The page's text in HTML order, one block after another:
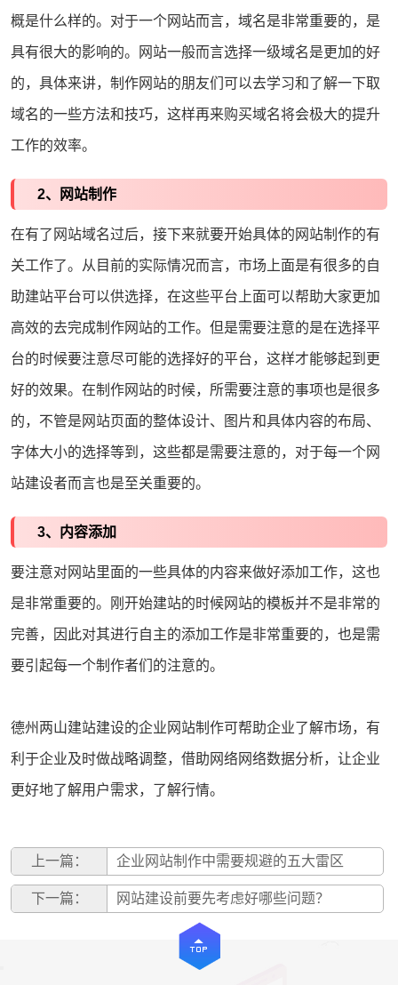
概是什么样的。对于一个网站而言，域名是非常重要的，是
具有很大的影响的。网站一般而言选择一级域名是更加的好
的，具体来讲，制作网站的朋友们可以去学习和了解一下取
域名的一些方法和技巧，这样再来购买域名将会极大的提升
工作的效率。
2、网站制作
在有了网站域名过后，接下来就要开始具体的网站制作的有
关工作了。从目前的实际情况而言，市场上面是有很多的自
助建站平台可以供选择，在这些平台上面可以帮助大家更加
高效的去完成制作网站的工作。但是需要注意的是在选择平
台的时候要注意尽可能的选择好的平台，这样才能够起到更
好的效果。在制作网站的时候，所需要注意的事项也是很多
的，不管是网站页面的整体设计、图片和具体内容的布局、
字体大小的选择等到，这些都是需要注意的，对于每一个网
站建设者而言也是至关重要的。
3、内容添加
要注意对网站里面的一些具体的内容来做好添加工作，这也
是非常重要的。刚开始建站的时候网站的模板并不是非常的
完善，因此对其进行自主的添加工作是非常重要的，也是需
要引起每一个制作者们的注意的。
德州两山建站建设的企业网站制作可帮助企业了解市场，有
利于企业及时做战略调整，借助网络网络数据分析，让企业
更好地了解用户需求，了解行情。
上一篇： 企业网站制作中需要规避的五大雷区
下一篇： 网站建设前要先考虑好哪些问题？